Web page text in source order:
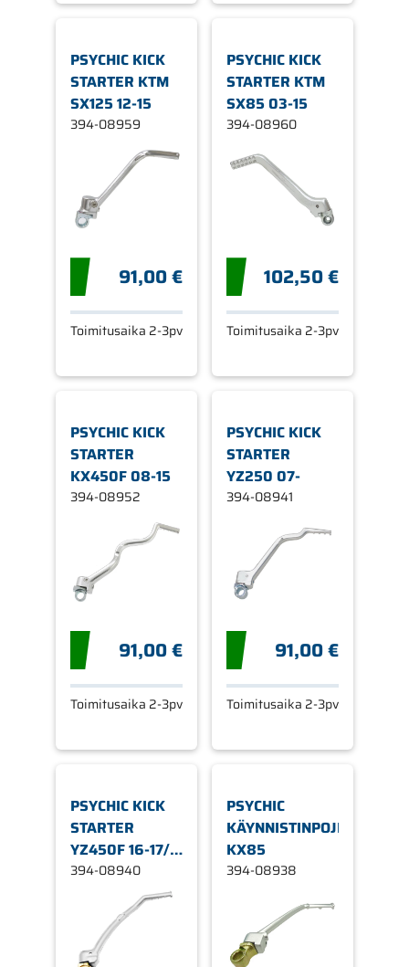
PSYCHIC KICK
STARTER KTM
SX125 12-15
394-08959
91,00 €
Toimitusaika 2-3pv
PSYCHIC KICK
STARTER KTM
SX85 03-15
394-08960
102,50 €
Toimitusaika 2-3pv
PSYCHIC KICK
STARTER
KX450F 08-15
394-08952
91,00 €
Toimitusaika 2-3pv
PSYCHIC KICK
STARTER
YZ250 07-
394-08941
91,00 €
Toimitusaika 2-3pv
PSYCHIC KICK
STARTER
YZ450F 16-17/
WR450
394-08940
PSYCHIC
KÄYNNISTINPOJIN
KX85
394-08938